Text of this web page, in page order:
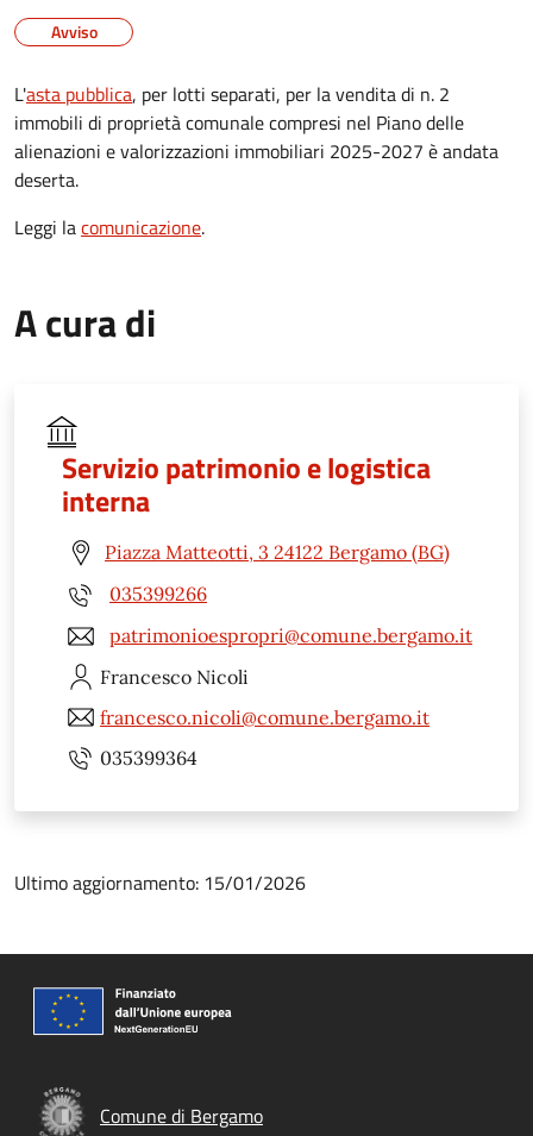
Avviso
L'asta pubblica, per lotti separati, per la vendita di n. 2
immobili di proprietà comunale compresi nel Piano delle
alienazioni e valorizzazioni immobiliari 2025-2027 è andata
deserta.
Leggi lacomunicazione.
A cura di
Servizio patrimonio e logistica
interna
Piazza Matteotti, 3 24122 Bergamo (BG)
035399266
patrimonioespropri@comune.bergamo.it
Francesco Nicoli
francesco.nicoli@comune.bergamo.it
035399364
Ultimo aggiornamento: 15/01/2026
Comune di Bergamo